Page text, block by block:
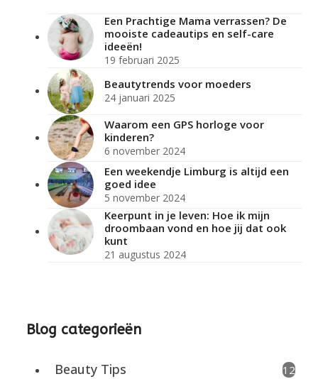
Een Prachtige Mama verrassen? De
mooiste cadeautips en self-care
ideeën!
19 februari 2025
Beautytrends voor moeders
24 januari 2025
Waarom een GPS horloge voor
kinderen?
6 november 2024
Een weekendje Limburg is altijd een
goed idee
5 november 2024
Keerpunt in je leven: Hoe ik mijn
droombaan vond en hoe jij dat ook
kunt
21 augustus 2024
Blog categorieën
Beauty Tips 12